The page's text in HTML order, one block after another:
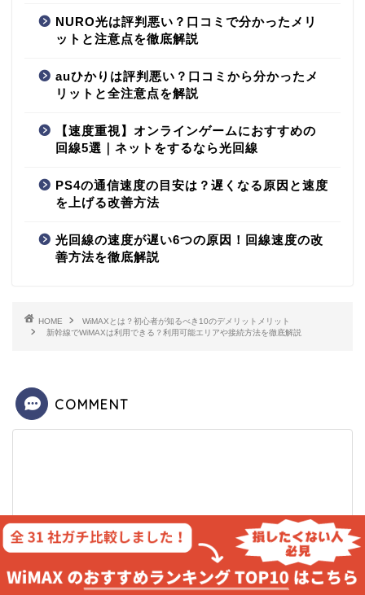
NURO光は評判悪い？口コミで分かったメリ
ットと注意点を徹底解説
auひかりは評判悪い？口コミから分かったメ
リットと全注意点を解説
【速度重視】オンラインゲームにおすすめの
回線5選｜ネットをするなら光回線
PS4の通信速度の目安は？遅くなる原因と速度
を上げる改善方法
光回線の速度が遅い6つの原因！回線速度の改
善方法を徹底解説
HOME
WiMAXとは？初心者が知るべき10のデメリットメリット
新幹線でWiMAXは利用できる？利用可能エリアや接続方法を徹底解説
COMMENT